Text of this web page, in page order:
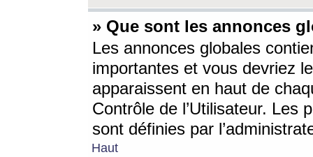
» Que sont les annonces
Les annonces globales
importantes et vous devriez
apparaissent en haut de
Contrôle de l’Utilisateur. Les
sont définies par
Haut